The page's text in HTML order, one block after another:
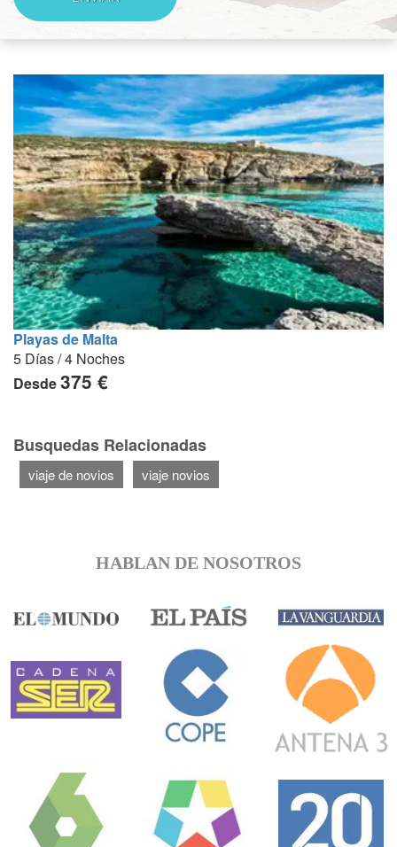
Playas de Malta
5 Días / 4 Noches
Desde375 €
Busquedas Relacionadas
viaje de novios viaje novios
HABLAN DE NOSOTROS